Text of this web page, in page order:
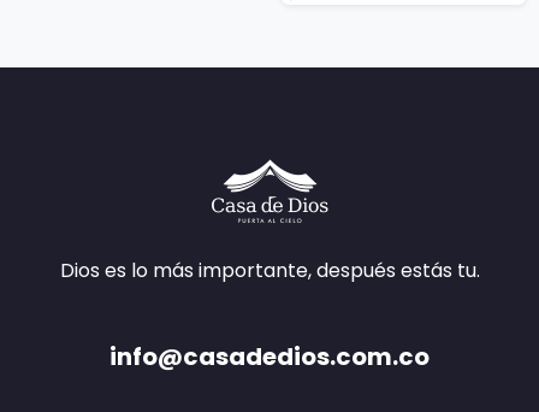
Dios es lo más importante, después estás tu.
info@casadedios.com.co